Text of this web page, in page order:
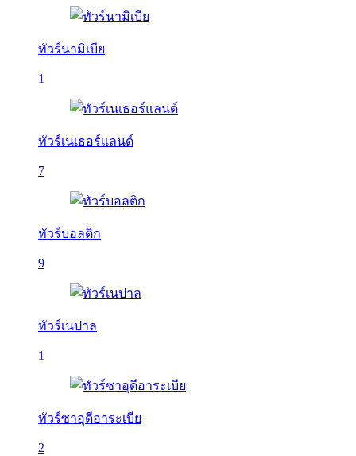
ทัวร์นามิเบีย
1
ทัวร์เนเธอร์แลนด์
7
ทัวร์บอลติก
9
ทัวร์เนปาล
1
ทัวร์ซาอุดีอาระเบีย
2